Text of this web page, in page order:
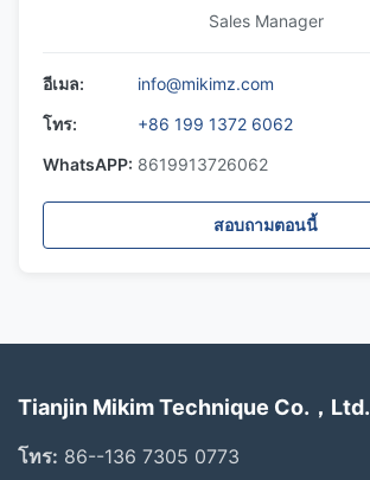
Sales Manager
อีเมล:
info@mikimz.com
โทร:
+86 199 1372 6062
WhatsAPP: 8619913726062
สอบถามตอนนี้
Tianjin Mikim Technique Co.，Ltd.
โทร: 86--136 7305 0773